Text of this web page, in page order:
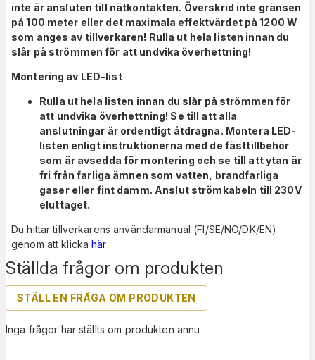
Ställda frågor om produkten
STÄLL EN FRÅGA OM PRODUKTEN
Inga frågor har ställts om produkten ännu
inte är ansluten till nätkontakten. Överskrid inte gränsen
på 100 meter eller det maximala effektvärdet på 1200 W
som anges av tillverkaren! Rulla ut hela listen innan du
slår på strömmen för att undvika överhettning!
Montering av LED-list
Rulla ut hela listen innan du slår på strömmen för
att undvika överhettning! Se till att alla
anslutningar är ordentligt åtdragna. Montera LED-
listen enligt instruktionerna med de fästtillbehör
som är avsedda för montering och se till att ytan är
fri från farliga ämnen som vatten, brandfarliga
gaser eller fint damm. Anslut strömkabeln till 230V
eluttaget.
Du hittar tillverkarens användarmanual (FI/SE/NO/DK/EN)
genom att klickahär.